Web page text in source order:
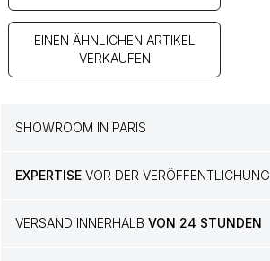
EINEN ÄHNLICHEN ARTIKEL
VERKAUFEN
SHOWROOM IN PARIS
EXPERTISE VOR DER VERÖFFENTLICHUNG
VERSAND INNERHALBVON 24 STUNDEN